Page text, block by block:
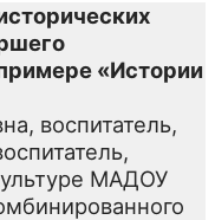
«Истории
воспитатель,
МАДОУ